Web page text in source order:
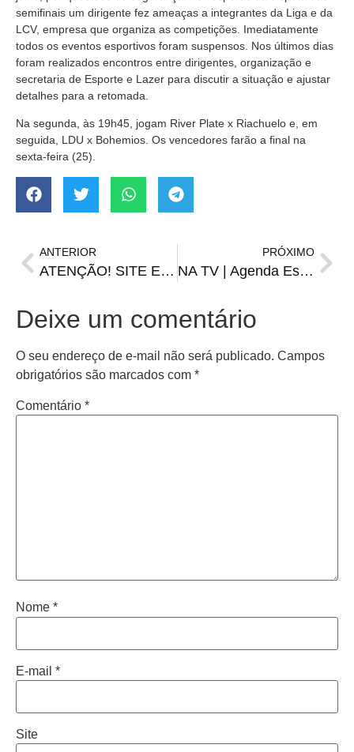
semifinais um dirigente fez ameaças a integrantes da Liga e da
LCV, empresa que organiza as competições. Imediatamente
todos os eventos esportivos foram suspensos. Nos últimos dias
foram realizados encontros entre dirigentes, organização e
secretaria de Esporte e Lazer para discutir a situação e ajustar
detalhes para a retomada.
Na segunda, às 19h45, jogam River Plate x Riachuelo e, em
seguida, LDU x Bohemios. Os vencedores farão a final na
sexta-feira (25).
ANTERIOR
ATENÇÃO! SITE EM MANUTENÇÃO
PRÓXIMO
NA TV | Agenda Esportiva de sexta, 18 de agosto
Deixe um comentário
O seu endereço de e-mail não será publicado. Campos
obrigatórios são marcados com *
Comentário *
Nome *
E-mail *
Site